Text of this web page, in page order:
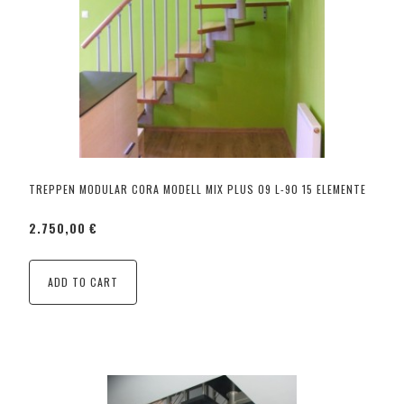
TREPPEN MODULAR CORA MODELL MIX PLUS 09 L-90 15 ELEMENTE
2.750,00 €
ADD TO CART